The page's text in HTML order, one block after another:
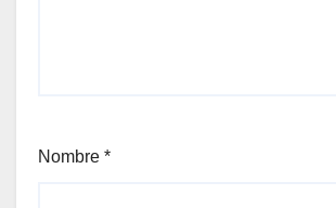
Nombre *